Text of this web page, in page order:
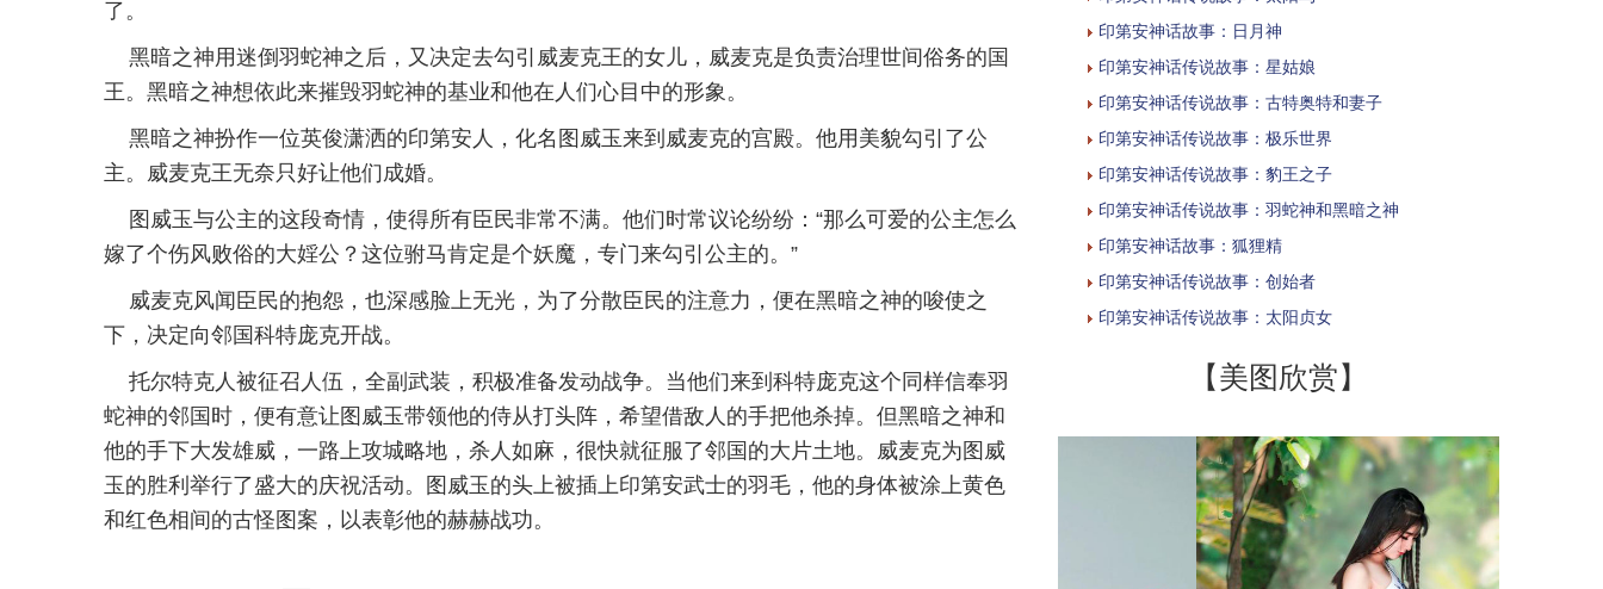
了。
黑暗之神用迷倒羽蛇神之后，又决定去勾引威麦克王的女儿，威麦克是负责治理世间俗务的国
王。黑暗之神想依此来摧毁羽蛇神的基业和他在人们心目中的形象。
黑暗之神扮作一位英俊潇洒的印第安人，化名图威玉来到威麦克的宫殿。他用美貌勾引了公
主。威麦克王无奈只好让他们成婚。
图威玉与公主的这段奇情，使得所有臣民非常不满。他们时常议论纷纷：“那么可爱的公主怎么
嫁了个伤风败俗的大婬公？这位驸马肯定是个妖魔，专门来勾引公主的。”
威麦克风闻臣民的抱怨，也深感脸上无光，为了分散臣民的注意力，便在黑暗之神的唆使之
下，决定向邻国科特庞克开战。
托尔特克人被征召人伍，全副武装，积极准备发动战争。当他们来到科特庞克这个同样信奉羽
蛇神的邻国时，便有意让图威玉带领他的侍从打头阵，希望借敌人的手把他杀掉。但黑暗之神和
他的手下大发雄威，一路上攻城略地，杀人如麻，很快就征服了邻国的大片土地。威麦克为图威
玉的胜利举行了盛大的庆祝活动。图威玉的头上被插上印第安武士的羽毛，他的身体被涂上黄色
和红色相间的古怪图案，以表彰他的赫赫战功。
印第安神话故事：日月神
印第安神话传说故事：星姑娘
印第安神话传说故事：古特奥特和妻子
印第安神话传说故事：极乐世界
印第安神话传说故事：豹王之子
印第安神话传说故事：羽蛇神和黑暗之神
印第安神话故事：狐狸精
印第安神话传说故事：创始者
印第安神话传说故事：太阳贞女
【美图欣赏】